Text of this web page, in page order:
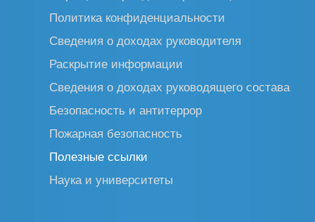
Политика конфиденциальности
Сведения о доходах руководителя
Раскрытие информации
Сведения о доходах руководящего состава
Безопасность и антитеррор
Пожарная безопасность
Полезные ссылки
Наука и университеты